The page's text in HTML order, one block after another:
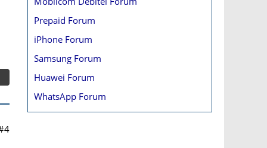
Prepaid Forum
iPhone Forum
Samsung Forum
Huawei Forum
WhatsApp Forum